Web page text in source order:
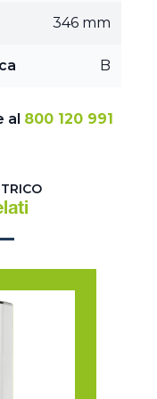
346 mm
B
al 800 120 991